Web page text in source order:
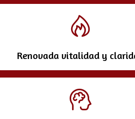
Renovada vitalidad y